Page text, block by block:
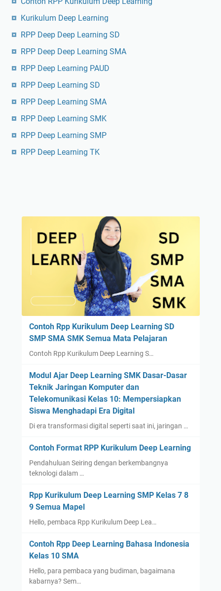
Kurikulum Deep Learning
RPP Deep Deep Learning SD
RPP Deep Deep Learning SMA
RPP Deep Learning PAUD
RPP Deep Learning SD
RPP Deep Learning SMA
RPP Deep Learning SMK
RPP Deep Learning SMP
RPP Deep Learning TK
Contoh Rpp Kurikulum Deep Learning SD
SMP SMA SMK Semua Mata Pelajaran
Contoh Rpp Kurikulum Deep Learning S…
Modul Ajar Deep Learning SMK Dasar-Dasar
Teknik Jaringan Komputer dan
Telekomunikasi Kelas 10: Mempersiapkan
Siswa Menghadapi Era Digital
Di era transformasi digital seperti saat ini, jaringan …
Contoh Format RPP Kurikulum Deep Learning
Pendahuluan Seiring dengan berkembangnya
teknologi dalam …
Rpp Kurikulum Deep Learning SMP Kelas 7 8
9 Semua Mapel
Hello, pembaca Rpp Kurikulum Deep Lea…
Contoh Rpp Deep Learning Bahasa Indonesia
Kelas 10 SMA
Hello, para pembaca yang budiman, bagaimana
kabarnya? Sem…